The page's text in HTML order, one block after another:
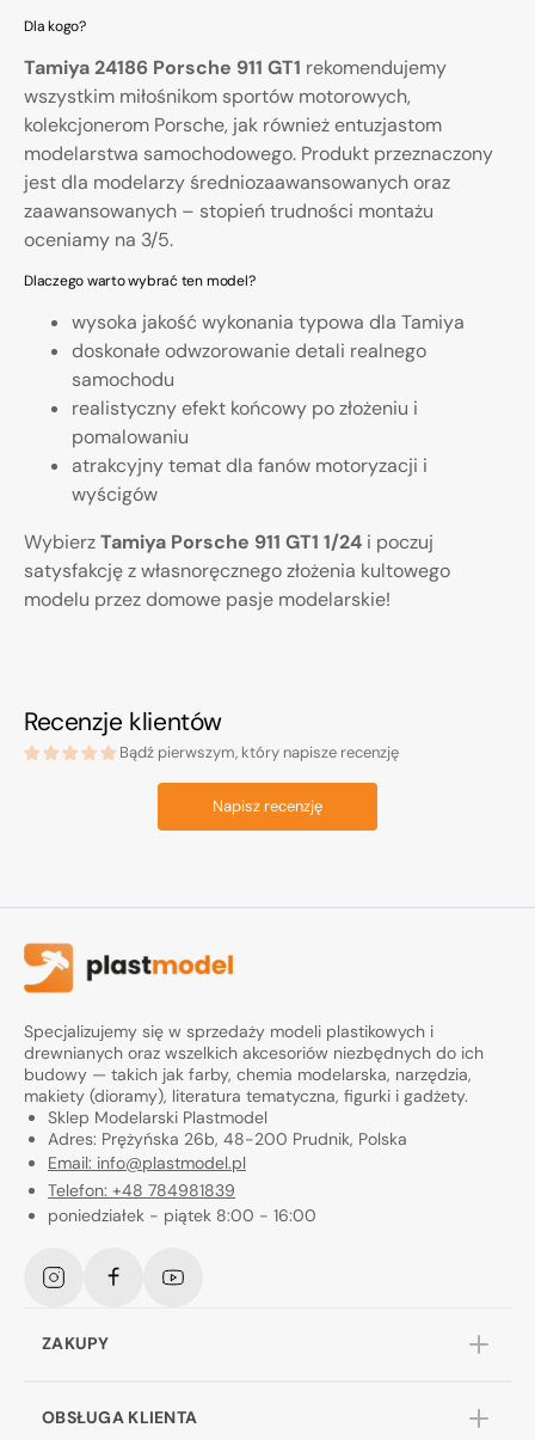
Dla kogo?
Tamiya 24186 Porsche 911 GT1 rekomendujemy
wszystkim miłośnikom sportów motorowych,
kolekcjonerom Porsche, jak również entuzjastom
modelarstwa samochodowego. Produkt przeznaczony
jest dla modelarzy średniozaawansowanych oraz
zaawansowanych – stopień trudności montażu
oceniamy na 3/5.
Dlaczego warto wybrać ten model?
wysoka jakość wykonania typowa dla Tamiya
doskonałe odwzorowanie detali realnego
samochodu
realistyczny efekt końcowy po złożeniu i
pomalowaniu
atrakcyjny temat dla fanów motoryzacji i
wyścigów
WybierzTamiya Porsche 911 GT1 1/24 i poczuj
satysfakcję z własnoręcznego złożenia kultowego
modelu przez domowe pasje modelarskie!
Recenzje klientów
Bądź pierwszym, który napisze recenzję
Napisz recenzję
Specjalizujemy się w sprzedaży modeli plastikowych i
drewnianych oraz wszelkich akcesoriów niezbędnych do ich
budowy — takich jak farby, chemia modelarska, narzędzia,
makiety (dioramy), literatura tematyczna, figurki i gadżety.
Sklep Modelarski Plastmodel
Adres: Prężyńska 26b, 48-200 Prudnik, Polska
Email: info@plastmodel.pl
Telefon: +48 784981839
poniedziałek - piątek 8:00 - 16:00
InstagramFacebookYouTube
ZAKUPY
OBSŁUGA KLIENTA